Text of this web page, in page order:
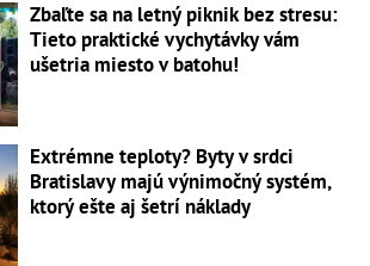
Zbaľte sa na letný piknik bez stresu:
Tieto praktické vychytávky vám
ušetria miesto v batohu!
Extrémne teploty? Byty v srdci
Bratislavy majú výnimočný systém,
ktorý ešte aj šetrí náklady